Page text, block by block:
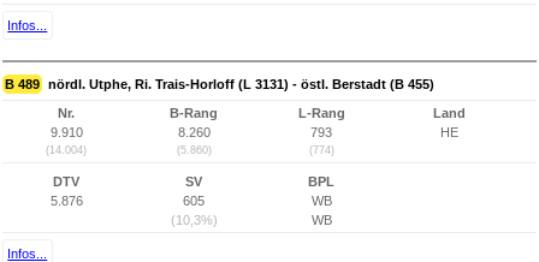
Infos...
B 489 nördl. Utphe, Ri. Trais-Horloff (L 3131) - östl. Berstadt (B 455)
Nr.
9.910
(14.004)
B-Rang
8.260
(5.860)
L-Rang
793
(774)
Land
HE
DTV
5.876
SV
605
(10,3%)
BPL
WB
WB
Infos...